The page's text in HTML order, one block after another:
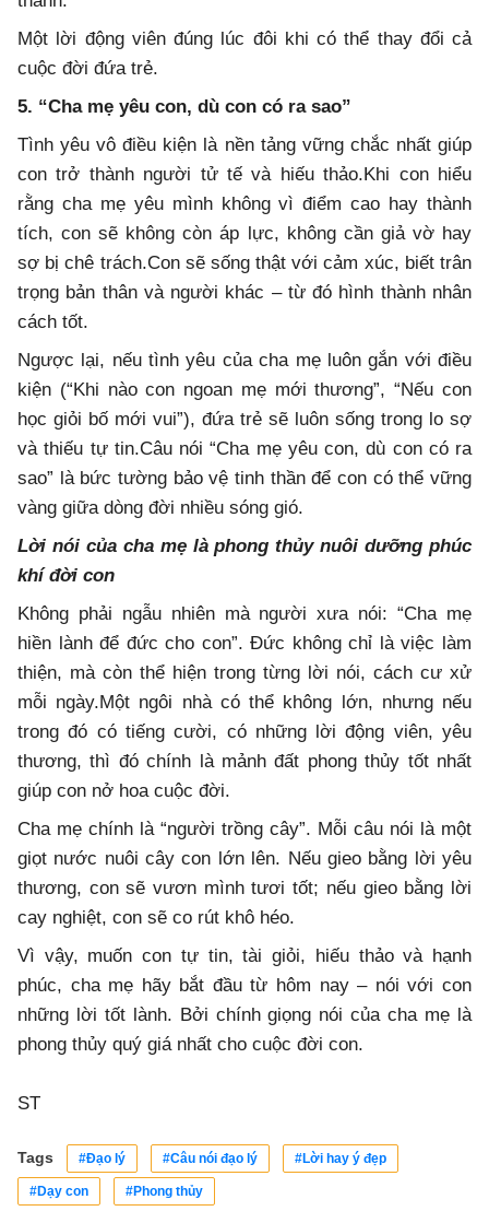
Một lời động viên đúng lúc đôi khi có thể thay đổi cả
cuộc đời đứa trẻ.
5. “Cha mẹ yêu con, dù con có ra sao”
Tình yêu vô điều kiện là nền tảng vững chắc nhất giúp
con trở thành người tử tế và hiếu thảo.Khi con hiểu
rằng cha mẹ yêu mình không vì điểm cao hay thành
tích, con sẽ không còn áp lực, không cần giả vờ hay
sợ bị chê trách.Con sẽ sống thật với cảm xúc, biết trân
trọng bản thân và người khác – từ đó hình thành nhân
cách tốt.
Ngược lại, nếu tình yêu của cha mẹ luôn gắn với điều
kiện (“Khi nào con ngoan mẹ mới thương”, “Nếu con
học giỏi bố mới vui”), đứa trẻ sẽ luôn sống trong lo sợ
và thiếu tự tin.Câu nói “Cha mẹ yêu con, dù con có ra
sao” là bức tường bảo vệ tinh thần để con có thể vững
vàng giữa dòng đời nhiều sóng gió.
Lời nói của cha mẹ là phong thủy nuôi dưỡng phúc
khí đời con
Không phải ngẫu nhiên mà người xưa nói: “Cha mẹ
hiền lành để đức cho con”. Đức không chỉ là việc làm
thiện, mà còn thể hiện trong từng lời nói, cách cư xử
mỗi ngày.Một ngôi nhà có thể không lớn, nhưng nếu
trong đó có tiếng cười, có những lời động viên, yêu
thương, thì đó chính là mảnh đất phong thủy tốt nhất
giúp con nở hoa cuộc đời.
Cha mẹ chính là “người trồng cây”. Mỗi câu nói là một
giọt nước nuôi cây con lớn lên. Nếu gieo bằng lời yêu
thương, con sẽ vươn mình tươi tốt; nếu gieo bằng lời
cay nghiệt, con sẽ co rút khô héo.
Vì vậy, muốn con tự tin, tài giỏi, hiếu thảo và hạnh
phúc, cha mẹ hãy bắt đầu từ hôm nay – nói với con
những lời tốt lành. Bởi chính giọng nói của cha mẹ là
phong thủy quý giá nhất cho cuộc đời con.
ST
Tags #Đạo lý #Câu nói đạo lý #Lời hay ý đẹp
#Dạy con #Phong thủy